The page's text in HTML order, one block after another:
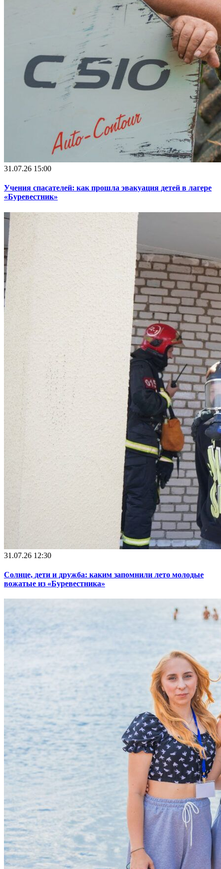
31.07.26 15:00
Учения спасателей: как прошла эвакуация детей в лагере
«Буревестник»
31.07.26 12:30
Солнце, дети и дружба: каким запомнили лето молодые
вожатые из «Буревестника»